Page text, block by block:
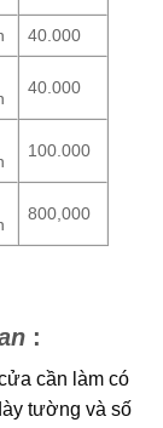
40.000
40.000
100.000
800,000
:
cần làm có
tường và số